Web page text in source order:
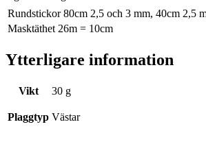
Rundstickor 80cm 2,5 och 3 mm, 40cm 2,5
Masktäthet 26m = 10cm
Ytterligare information
Vikt 30 g
Plaggtyp Västar